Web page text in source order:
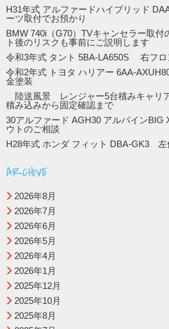
H31年式 アルファードハイブリッド
ーツ取付でお預かり
BMW 740i（G70）TVキャンセラー取付
ト後のリスクも事前にご説明します
令和3年式 タント 5BA-LA650S 右フ
令和2年式 トヨタ ハリアー 6AA-
金塗装
陸送風景 レンジャー5台積みキャリ
積み込みから固定確認まで
30アルファード AGH30 アルパインBIG
ウトのご相談
H28年式 ホンダ フィット DBA-GK3 左
ARCHIVE
2026年8月
2026年7月
2026年6月
2026年5月
2026年4月
2026年1月
2025年12月
2025年10月
2025年8月